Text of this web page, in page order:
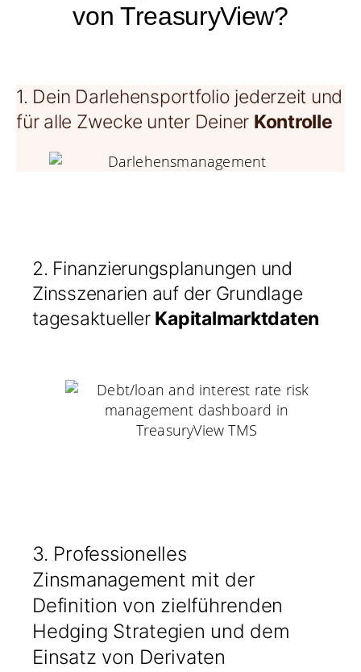
von TreasuryView?​
1. Dein Darlehensportfolio jederzeit und
für alle Zwecke unter Deiner Kontrolle
2. Finanzierungsplanungen und
Zinsszenarien auf der Grundlage
tagesaktueller Kapitalmarktdaten
3. Professionelles
Zinsmanagement mit der
Definition von zielführenden
Hedging Strategien und dem
Einsatz von Derivaten